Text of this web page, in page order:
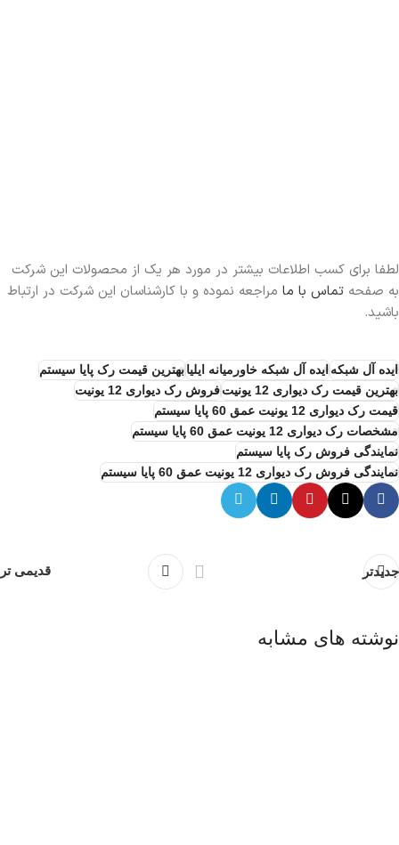
لطفا برای کسب اطلاعات بیشتر در مورد هر یک از محصولات این شرکت
به صفحه تماس با ما مراجعه نموده و با کارشناسان این شرکت در ارتباط
باشید.
ایده آل شبکه ایده آل شبکه خاورمیانه ایلیا بهترین قیمت رک پایا سیستم
بهترین قیمت رک دیواری 12 یونیت
فروش رک دیواری 12 یونیت
قیمت رک دیواری 12 یونیت عمق 60 پایا سیستم
مشخصات رک دیواری 12 یونیت عمق 60 پایا سیستم
نمایندگی فروش رک پایا سیستم
نمایندگی فروش رک دیواری 12 یونیت عمق 60 پایا سیستم
جدیدتر قدیمی تر
نوشته های مشابه